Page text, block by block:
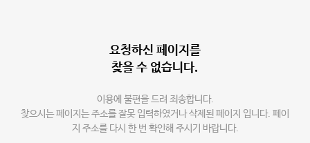
요청하신 페이지를
찾을 수 없습니다.
이용에 불편을 드려 죄송합니다.
찾으시는 페이지는 주소를 잘못 입력하였거나 삭제된 페이지 입니다. 페이
지 주소를 다시 한 번 확인해 주시기 바랍니다.